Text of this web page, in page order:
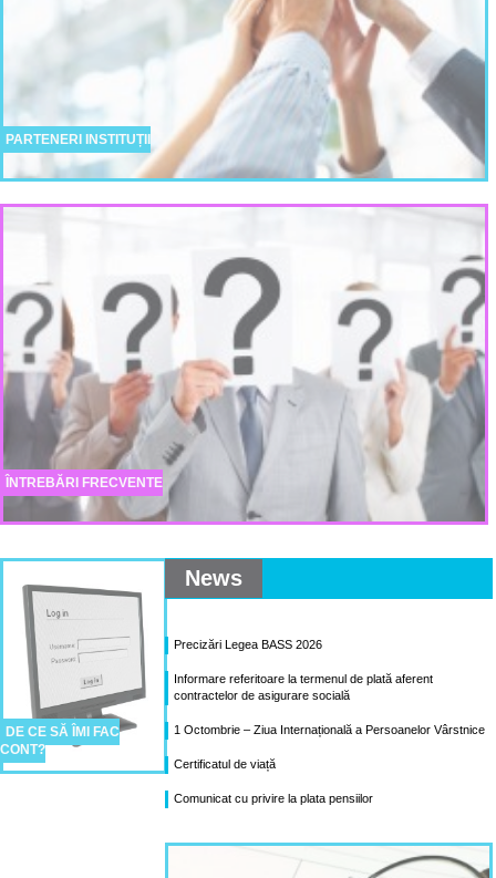
PARTENERI INSTITUȚII
ÎNTREBĂRI FRECVENTE
DE CE SĂ ÎMI FAC
CONT?
News
Precizări Legea BASS 2026
Informare referitoare la termenul de plată aferent
contractelor de asigurare socială
1 Octombrie – Ziua Internațională a Persoanelor Vârstnice
Certificatul de viață
Comunicat cu privire la plata pensiilor